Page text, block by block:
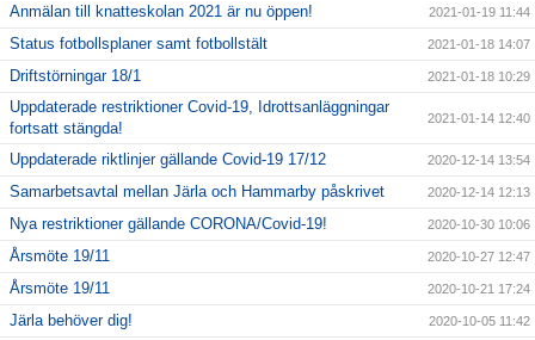
Anmälan till knatteskolan 2021 är nu öppen! 2021-01-19 11:44
Status fotbollsplaner samt fotbollstält 2021-01-18 14:07
Driftstörningar 18/1 2021-01-18 10:29
Uppdaterade restriktioner Covid-19, Idrottsanläggningar
fortsatt stängda!
2021-01-14 12:40
Uppdaterade riktlinjer gällande Covid-19 17/12 2020-12-14 13:54
Samarbetsavtal mellan Järla och Hammarby påskrivet 2020-12-14 12:13
Nya restriktioner gällande CORONA/Covid-19! 2020-10-30 10:06
Årsmöte 19/11 2020-10-27 12:47
Årsmöte 19/11 2020-10-21 17:24
Järla behöver dig! 2020-10-05 11:42